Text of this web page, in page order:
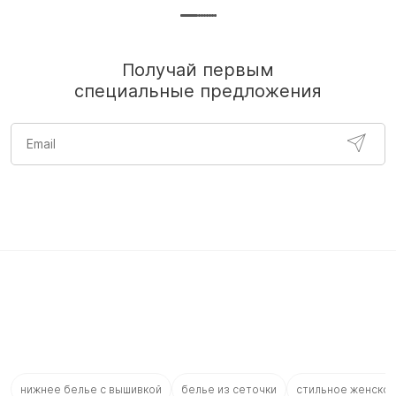
нижнее белье с вышивкой белье из сеточки стильное
Получай первым
специальные предложения